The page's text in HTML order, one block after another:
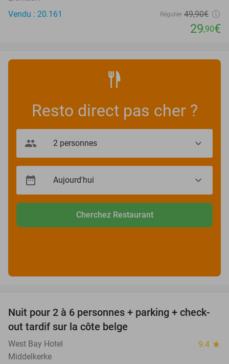
Vendu : 20.161
Régulier 49,90€
29,90€
Resto direct pas cher ?
Cherchez Restaurant
40%
Nuit pour 2 à 6 personnes + parking + check-
out tardif sur la côte belge
West Bay Hotel 9.4 star
Middelkerke